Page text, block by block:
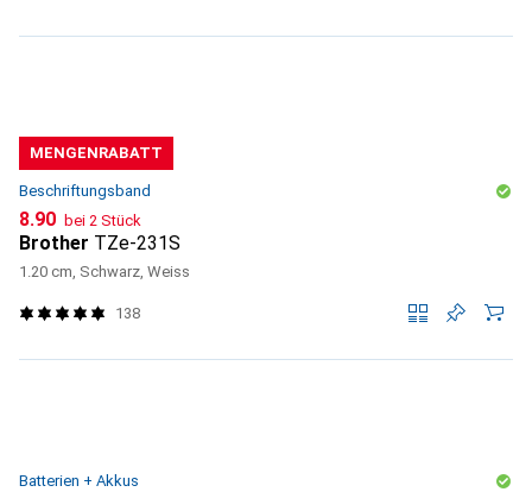
MENGENRABATT
Beschriftungsband
CHF
8.90 bei 2 Stück
Brother TZe-231S
1.20 cm, Schwarz, Weiss
138
Batterien + Akkus